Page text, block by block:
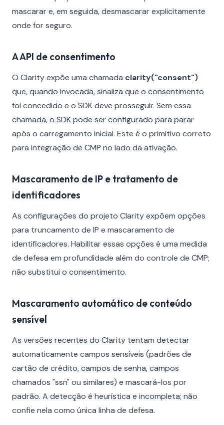
mascarar e, em seguida, desmascarar explicitamente
onde for seguro.
A API de consentimento
O Clarity expõe uma chamada clarity("consent")
que, quando invocada, sinaliza que o consentimento
foi concedido e o SDK deve prosseguir. Sem essa
chamada, o SDK pode ser configurado para parar
após o carregamento inicial. Este é o primitivo correto
para integração de CMP no lado da ativação.
Mascaramento de IP e tratamento de
identificadores
As configurações do projeto Clarity expõem opções
para truncamento de IP e mascaramento de
identificadores. Habilitar essas opções é uma medida
de defesa em profundidade além do controle de CMP;
não substitui o consentimento.
Mascaramento automático de conteúdo
sensível
As versões recentes do Clarity tentam detectar
automaticamente campos sensíveis (padrões de
cartão de crédito, campos de senha, campos
chamados "ssn" ou similares) e mascará-los por
padrão. A detecção é heurística e incompleta; não
confie nela como única linha de defesa.